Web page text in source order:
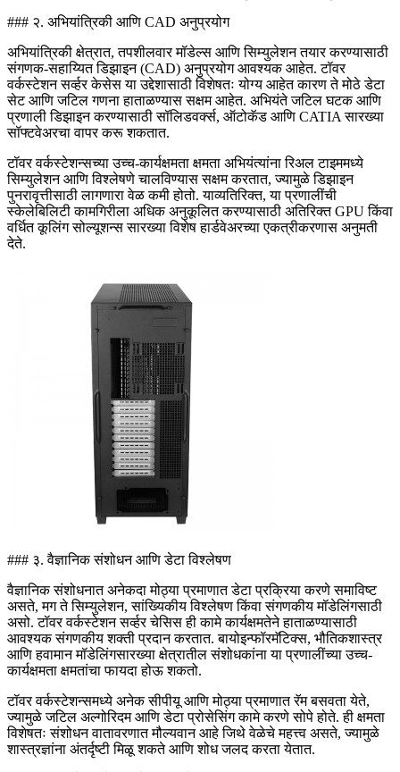
### २. अभियांत्रिकी आणि CAD अनुप्रयोग
अभियांत्रिकी क्षेत्रात, तपशीलवार मॉडेल्स आणि सिम्युलेशन तयार करण्यासाठी
संगणक-सहाय्यित डिझाइन (CAD) अनुप्रयोग आवश्यक आहेत. टॉवर
वर्कस्टेशन सर्व्हर केसेस या उद्देशासाठी विशेषतः योग्य आहेत कारण ते मोठे डेटा
सेट आणि जटिल गणना हाताळण्यास सक्षम आहेत. अभियंते जटिल घटक आणि
प्रणाली डिझाइन करण्यासाठी सॉलिडवर्क्स, ऑटोकॅड आणि CATIA सारख्या
सॉफ्टवेअरचा वापर करू शकतात.
टॉवर वर्कस्टेशन्सच्या उच्च-कार्यक्षमता क्षमता अभियंत्यांना रिअल टाइममध्ये
सिम्युलेशन आणि विश्लेषणे चालविण्यास सक्षम करतात, ज्यामुळे डिझाइन
पुनरावृत्तीसाठी लागणारा वेळ कमी होतो. याव्यतिरिक्त, या प्रणालींची
स्केलेबिलिटी कामगिरीला अधिक अनुकूलित करण्यासाठी अतिरिक्त GPU किंवा
वर्धित कूलिंग सोल्यूशन्स सारख्या विशेष हार्डवेअरच्या एकत्रीकरणास अनुमती
देते.
### ३. वैज्ञानिक संशोधन आणि डेटा विश्लेषण
वैज्ञानिक संशोधनात अनेकदा मोठ्या प्रमाणात डेटा प्रक्रिया करणे समाविष्ट
असते, मग ते सिम्युलेशन, सांख्यिकीय विश्लेषण किंवा संगणकीय मॉडेलिंगसाठी
असो. टॉवर वर्कस्टेशन सर्व्हर चेसिस ही कामे कार्यक्षमतेने हाताळण्यासाठी
आवश्यक संगणकीय शक्ती प्रदान करतात. बायोइन्फॉरमॅटिक्स, भौतिकशास्त्र
आणि हवामान मॉडेलिंगसारख्या क्षेत्रातील संशोधकांना या प्रणालींच्या उच्च-
कार्यक्षमता क्षमतांचा फायदा होऊ शकतो.
टॉवर वर्कस्टेशन्समध्ये अनेक सीपीयू आणि मोठ्या प्रमाणात रॅम बसवता येते,
ज्यामुळे जटिल अल्गोरिदम आणि डेटा प्रोसेसिंग कामे करणे सोपे होते. ही क्षमता
विशेषतः संशोधन वातावरणात मौल्यवान आहे जिथे वेळेचे महत्त्व असते, ज्यामुळे
शास्त्रज्ञांना अंतर्दृष्टी मिळू शकते आणि शोध जलद करता येतात.